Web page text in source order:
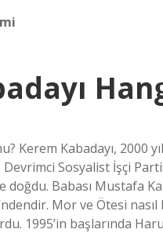
Kerem Kabadayı,
Sosyalist İşçi
doğdu. Babası Mustafa
Mor ve Ötesi
1995’in başlarında